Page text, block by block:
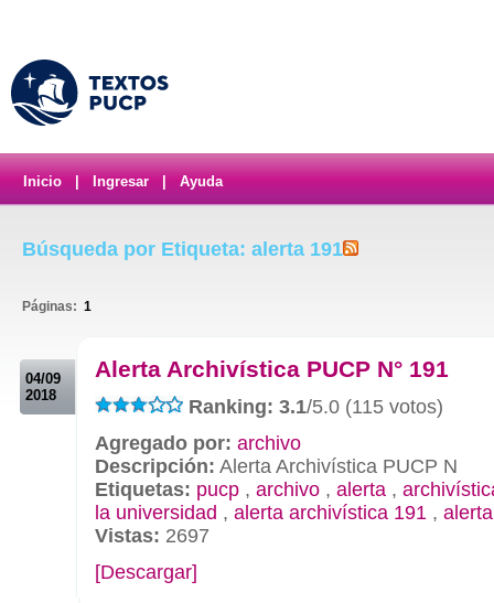
Inicio Ingresar Ayuda
Búsqueda por Etiqueta: alerta 191
Páginas: 1
04/09
2018
Alerta Archivística PUCP N° 191
Ranking: 3.1/5.0 (115 votos)
Agregado por: archivo
Descripción: Alerta Archivística PUCP N
Etiquetas: pucp , archivo , alerta ,
la universidad , alerta archivística 191 ,
Vistas: 2697
[Descargar]